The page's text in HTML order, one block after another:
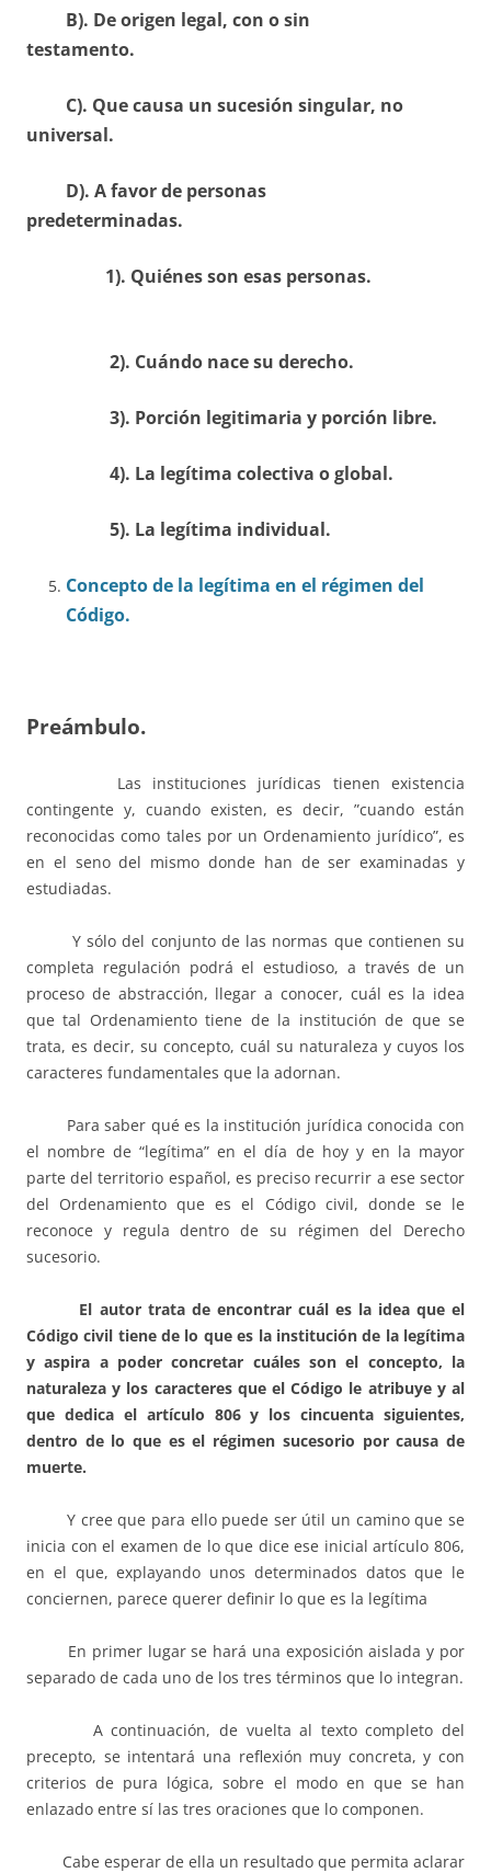
B). De origen legal, con o sin
testamento.
C). Que causa un sucesión singular, no
universal.
D). A favor de personas
predeterminadas.
1). Quiénes son esas personas.
2). Cuándo nace su derecho.
3). Porción legitimaria y porción libre.
4). La legítima colectiva o global.
5). La legítima individual.
Concepto de la legítima en el régimen del
Código.
Preámbulo.
Las instituciones jurídicas tienen existencia
contingente y, cuando existen, es decir, ”cuando están
reconocidas como tales por un Ordenamiento jurídico”, es
en el seno del mismo donde han de ser examinadas y
estudiadas.
Y sólo del conjunto de las normas que contienen su
completa regulación podrá el estudioso, a través de un
proceso de abstracción, llegar a conocer, cuál es la idea
que tal Ordenamiento tiene de la institución de que se
trata, es decir, su concepto, cuál su naturaleza y cuyos los
caracteres fundamentales que la adornan.
Para saber qué es la institución jurídica conocida con
el nombre de “legítima” en el día de hoy y en la mayor
parte del territorio español, es preciso recurrir a ese sector
del Ordenamiento que es el Código civil, donde se le
reconoce y regula dentro de su régimen del Derecho
sucesorio.
El autor trata de encontrar cuál es la idea que el
Código civil tiene de lo que es la institución de la legítima
y aspira a poder concretar cuáles son el concepto, la
naturaleza y los caracteres que el Código le atribuye y al
que dedica el artículo 806 y los cincuenta siguientes,
dentro de lo que es el régimen sucesorio por causa de
muerte.
Y cree que para ello puede ser útil un camino que se
inicia con el examen de lo que dice ese inicial artículo 806,
en el que, explayando unos determinados datos que le
conciernen, parece querer definir lo que es la legítima
En primer lugar se hará una exposición aislada y por
separado de cada uno de los tres términos que lo integran.
A continuación, de vuelta al texto completo del
precepto, se intentará una reflexión muy concreta, y con
criterios de pura lógica, sobre el modo en que se han
enlazado entre sí las tres oraciones que lo componen.
Cabe esperar de ella un resultado que permita aclarar